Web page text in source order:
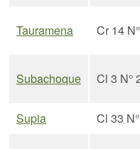
Tauramena Cr 14
Subachoque Cl 3 N°
Supia
Cl 33